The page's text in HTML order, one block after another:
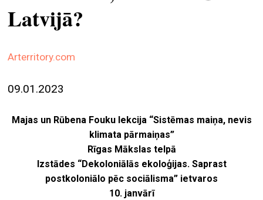
Latvijā?
Arterritory.com
09.01.2023
Majas un Rūbena Fouku lekcija “Sistēmas maiņa, nevis
klimata pārmaiņas”
Rīgas Mākslas telpā
Izstādes “Dekoloniālās ekoloģijas. Saprast
postkoloniālo pēc sociālisma” ietvaros
10. janvārī